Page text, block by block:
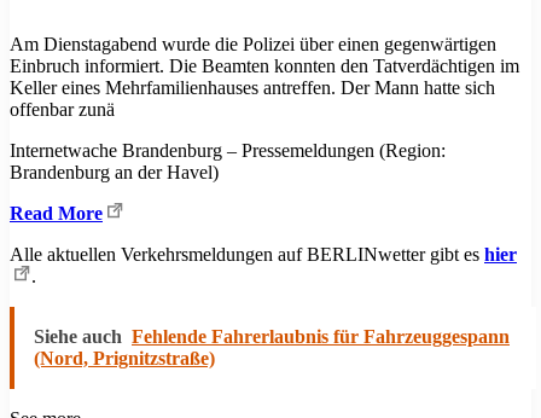
Am Dienstagabend wurde die Polizei über einen gegenwärtigen
Einbruch informiert. Die Beamten konnten den Tatverdächtigen im
Keller eines Mehrfamilienhauses antreffen. Der Mann hatte sich
offenbar zunä
Internetwache Brandenburg – Pressemeldungen (Region:
Brandenburg an der Havel)
Read More
Alle aktuellen Verkehrsmeldungen auf BERLINwetter gibt es hier
.
Siehe auch Fehlende Fahrerlaubnis für Fahrzeuggespann
(Nord, Prignitzstraße)